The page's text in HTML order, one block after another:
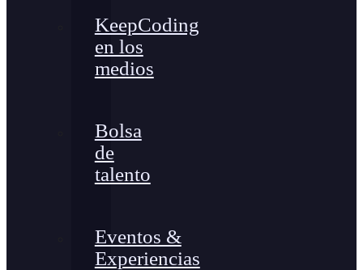
KeepCoding
en los
medios
Bolsa
de
talento
Eventos &
Experiencias